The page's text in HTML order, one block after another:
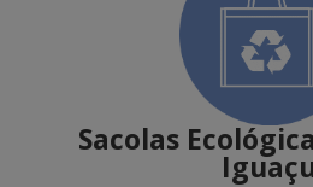
Sacolas